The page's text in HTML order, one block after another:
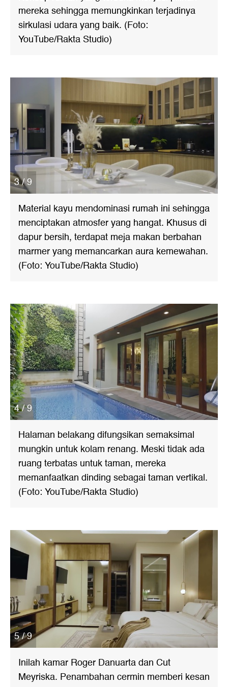
mereka sehingga memungkinkan terjadinya
sirkulasi udara yang baik. (Foto:
YouTube/Rakta Studio)
3 / 9
Material kayu mendominasi rumah ini sehingga
menciptakan atmosfer yang hangat. Khusus di
dapur bersih, terdapat meja makan berbahan
marmer yang memancarkan aura kemewahan.
(Foto: YouTube/Rakta Studio)
4 / 9
Halaman belakang difungsikan semaksimal
mungkin untuk kolam renang. Meski tidak ada
ruang terbatas untuk taman, mereka
memanfaatkan dinding sebagai taman vertikal.
(Foto: YouTube/Rakta Studio)
5 / 9
Inilah kamar Roger Danuarta dan Cut
Meyriska. Penambahan cermin memberi kesan